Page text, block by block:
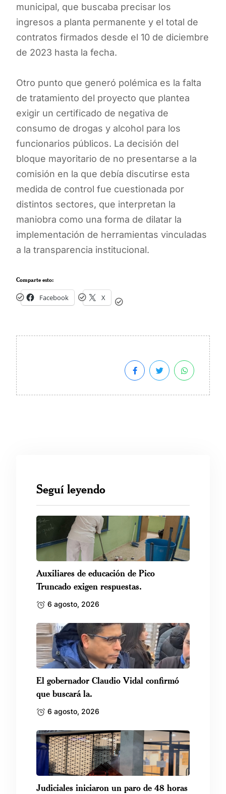
municipal, que buscaba precisar los
ingresos a planta permanente y el total de
contratos firmados desde el 10 de diciembre
de 2023 hasta la fecha.
Otro punto que generó polémica es la falta
de tratamiento del proyecto que plantea
exigir un certificado de negativa de
consumo de drogas y alcohol para los
funcionarios públicos. La decisión del
bloque mayoritario de no presentarse a la
comisión en la que debía discutirse esta
medida de control fue cuestionada por
distintos sectores, que interpretan la
maniobra como una forma de dilatar la
implementación de herramientas vinculadas
a la transparencia institucional.
Comparte esto:
Facebook X
Seguí leyendo
Auxiliares de educación de Pico
Truncado exigen respuestas.
6 agosto, 2026
El gobernador Claudio Vidal confirmó
que buscará la.
6 agosto, 2026
Judiciales iniciaron un paro de 48 horas